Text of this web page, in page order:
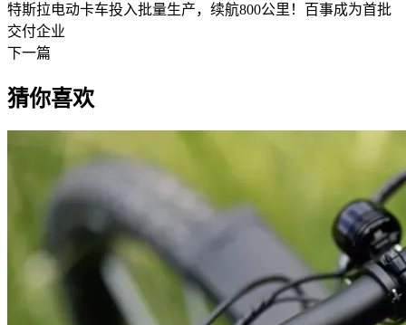
特斯拉电动卡车投入批量生产，续航800公里！百事成为首批
交付企业
下一篇
猜你喜欢